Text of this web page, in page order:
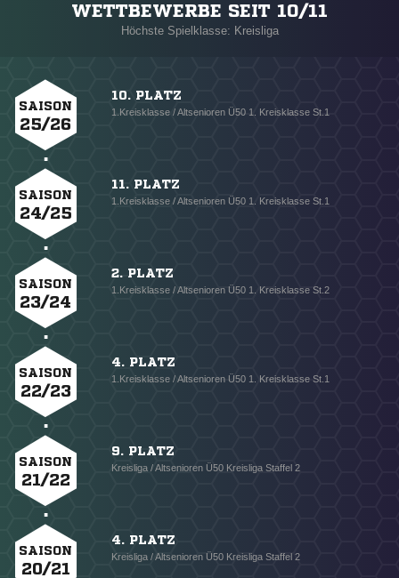
WETTBEWERBE SEIT 10/11
Höchste Spielklasse: Kreisliga
SAISON
25/26
10. PLATZ
1.Kreisklasse / Altsenioren Ü50 1. Kreisklasse St.1
SAISON
24/25
11. PLATZ
1.Kreisklasse / Altsenioren Ü50 1. Kreisklasse St.1
SAISON
23/24
2. PLATZ
1.Kreisklasse / Altsenioren Ü50 1. Kreisklasse St.2
SAISON
22/23
4. PLATZ
1.Kreisklasse / Altsenioren Ü50 1. Kreisklasse St.1
SAISON
21/22
9. PLATZ
Kreisliga / Altsenioren Ü50 Kreisliga Staffel 2
SAISON
20/21
4. PLATZ
Kreisliga / Altsenioren Ü50 Kreisliga Staffel 2